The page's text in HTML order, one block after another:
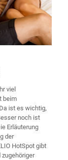
viel
beim
ist es wichtig,
noch ist
Erläuterung
der
HotSpot gibt